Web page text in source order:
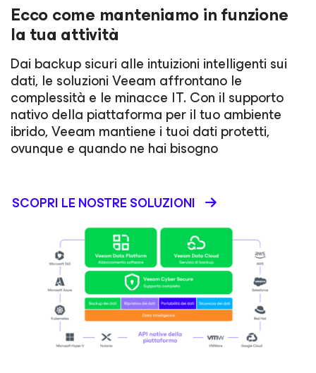
Ecco come manteniamo in funzione
la tua attività
Dai backup sicuri alle intuizioni intelligenti sui
dati, le soluzioni Veeam affrontano le
complessità e le minacce IT. Con il supporto
nativo della piattaforma per il tuo ambiente
ibrido, Veeam mantiene i tuoi dati protetti,
ovunque e quando ne hai bisogno
SCOPRI LE NOSTRE SOLUZIONI